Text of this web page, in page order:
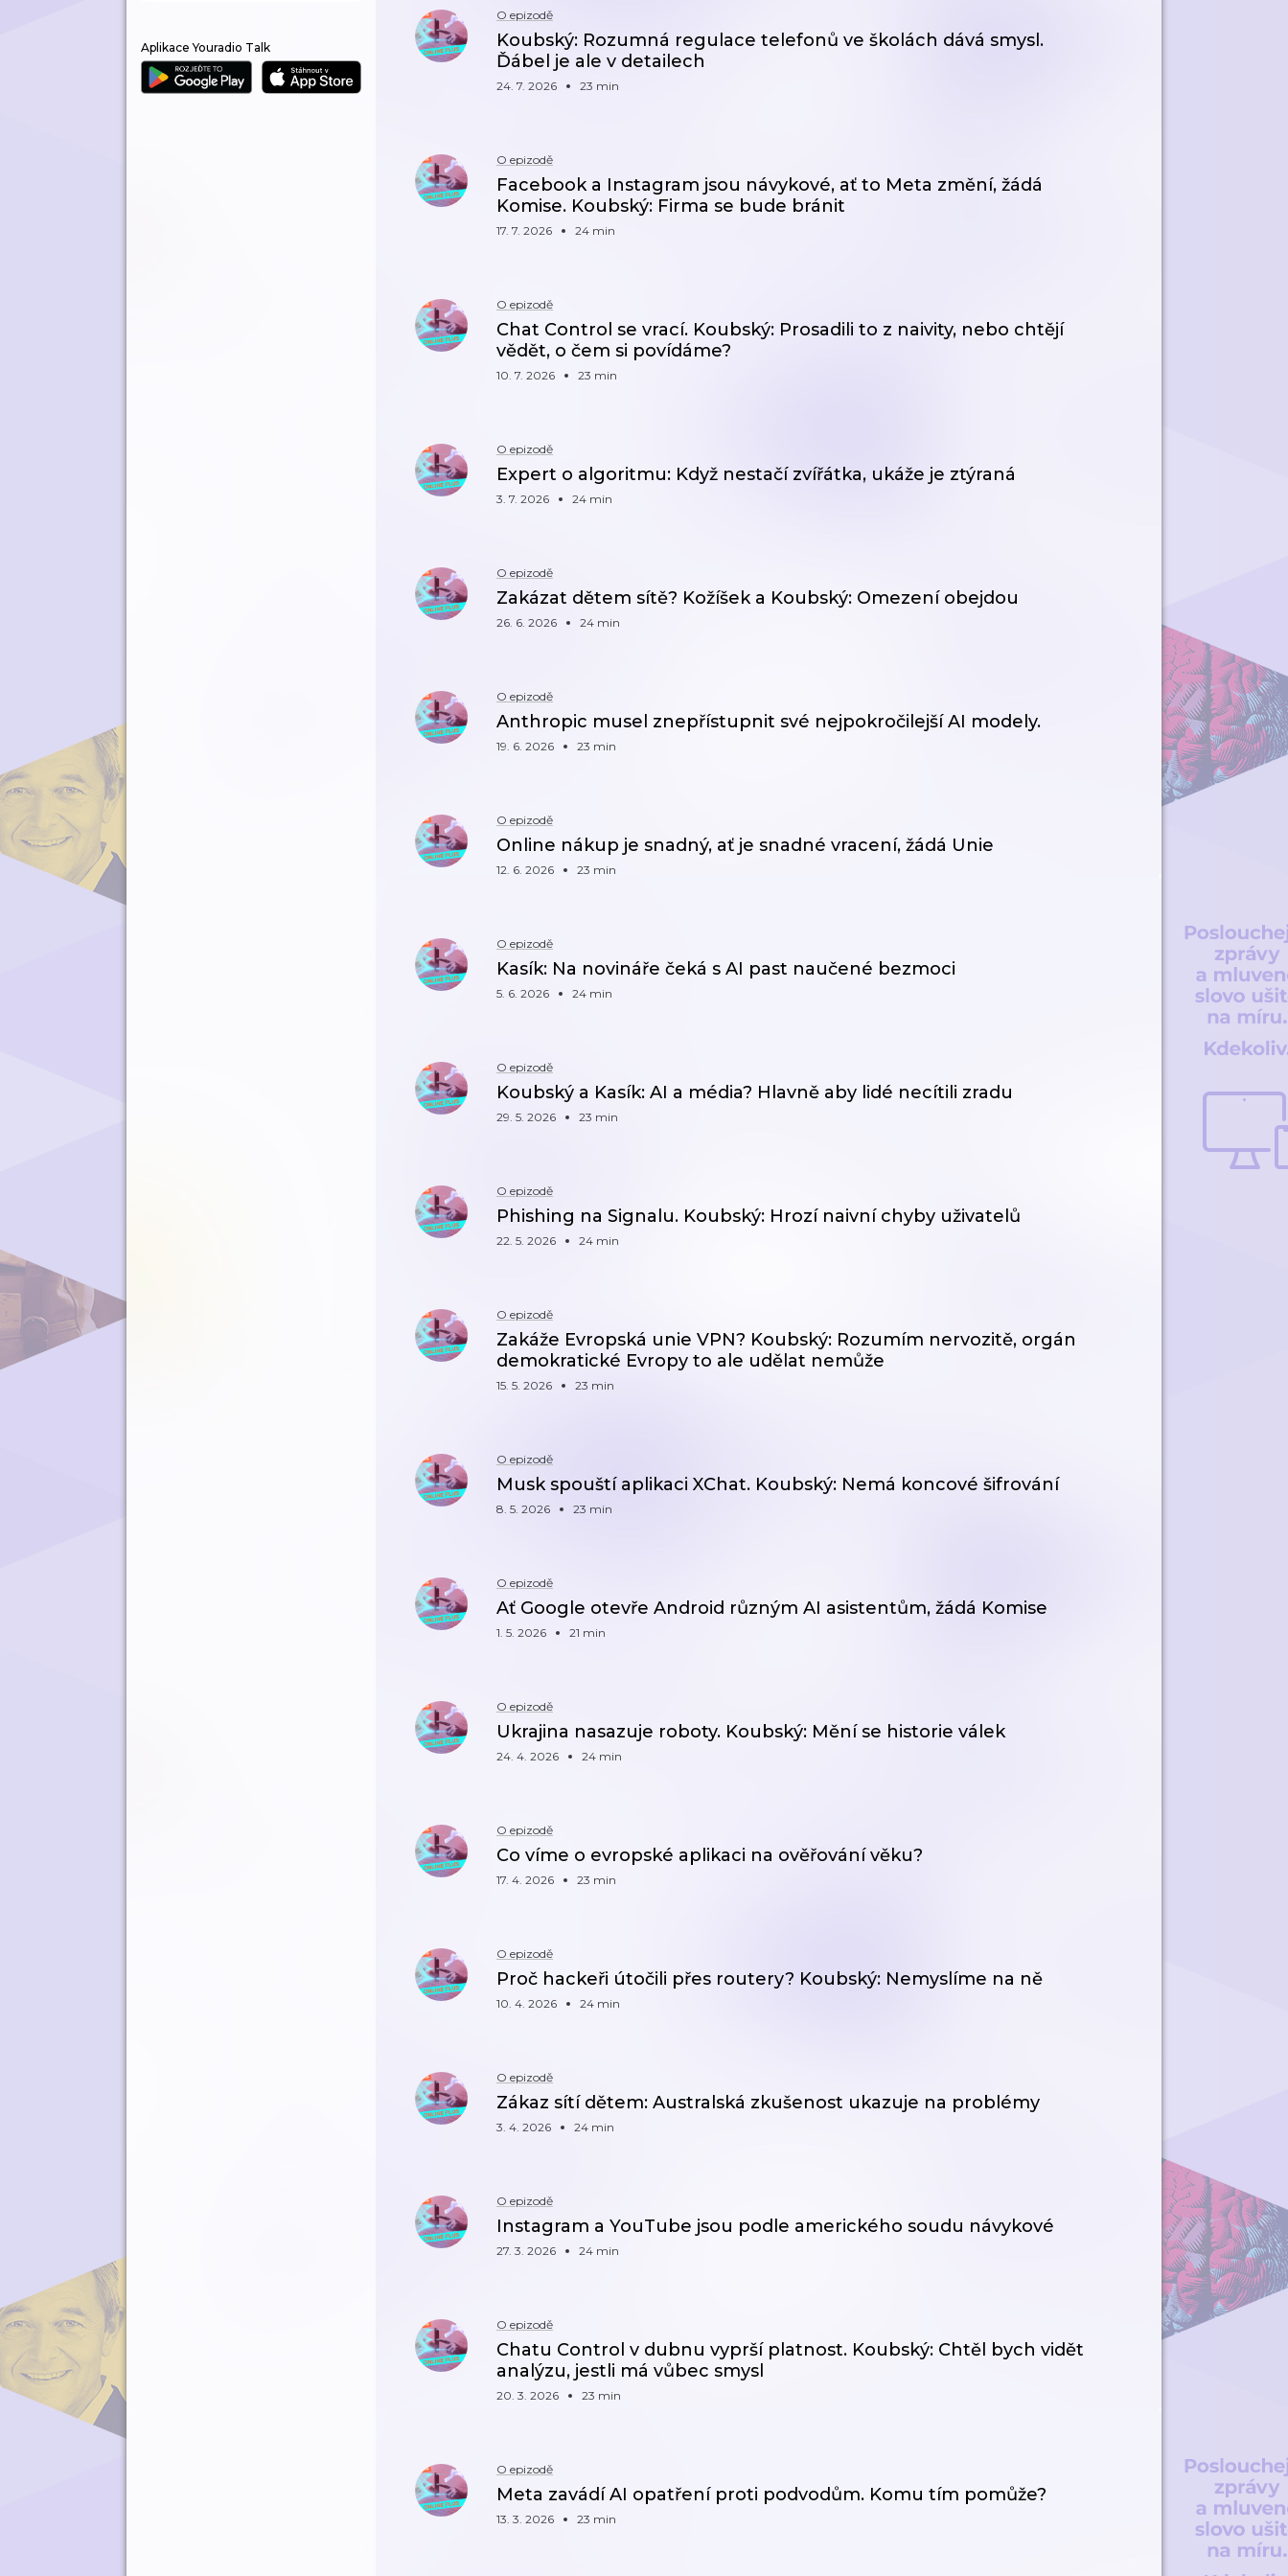
Aplikace Youradio Talk
O epizodě
Koubský: Rozumná regulace telefonů ve školách dává smysl.
Ďábel je ale v detailech
24. 7. 2026 23 min
O epizodě
Facebook a Instagram jsou návykové, ať to Meta změní, žádá
Komise. Koubský: Firma se bude bránit
17. 7. 2026 24 min
O epizodě
Chat Control se vrací. Koubský: Prosadili to z naivity, nebo chtějí
vědět, o čem si povídáme?
10. 7. 2026 23 min
O epizodě
Expert o algoritmu: Když nestačí zvířátka, ukáže je ztýraná
3. 7. 2026 24 min
O epizodě
Zakázat dětem sítě? Kožíšek a Koubský: Omezení obejdou
26. 6. 2026 24 min
O epizodě
Anthropic musel znepřístupnit své nejpokročilejší AI modely.
19. 6. 2026 23 min
O epizodě
Online nákup je snadný, ať je snadné vracení, žádá Unie
12. 6. 2026 23 min
O epizodě
Kasík: Na novináře čeká s AI past naučené bezmoci
5. 6. 2026 24 min
O epizodě
Koubský a Kasík: AI a média? Hlavně aby lidé necítili zradu
29. 5. 2026 23 min
O epizodě
Phishing na Signalu. Koubský: Hrozí naivní chyby uživatelů
22. 5. 2026 24 min
O epizodě
Zakáže Evropská unie VPN? Koubský: Rozumím nervozitě, orgán
demokratické Evropy to ale udělat nemůže
15. 5. 2026 23 min
O epizodě
Musk spouští aplikaci XChat. Koubský: Nemá koncové šifrování
8. 5. 2026 23 min
O epizodě
Ať Google otevře Android různým AI asistentům, žádá Komise
1. 5. 2026 21 min
O epizodě
Ukrajina nasazuje roboty. Koubský: Mění se historie válek
24. 4. 2026 24 min
O epizodě
Co víme o evropské aplikaci na ověřování věku?
17. 4. 2026 23 min
O epizodě
Proč hackeři útočili přes routery? Koubský: Nemyslíme na ně
10. 4. 2026 24 min
O epizodě
Zákaz sítí dětem: Australská zkušenost ukazuje na problémy
3. 4. 2026 24 min
O epizodě
Instagram a YouTube jsou podle amerického soudu návykové
27. 3. 2026 24 min
O epizodě
Chatu Control v dubnu vyprší platnost. Koubský: Chtěl bych vidět
analýzu, jestli má vůbec smysl
20. 3. 2026 23 min
O epizodě
Meta zavádí AI opatření proti podvodům. Komu tím pomůže?
13. 3. 2026 23 min